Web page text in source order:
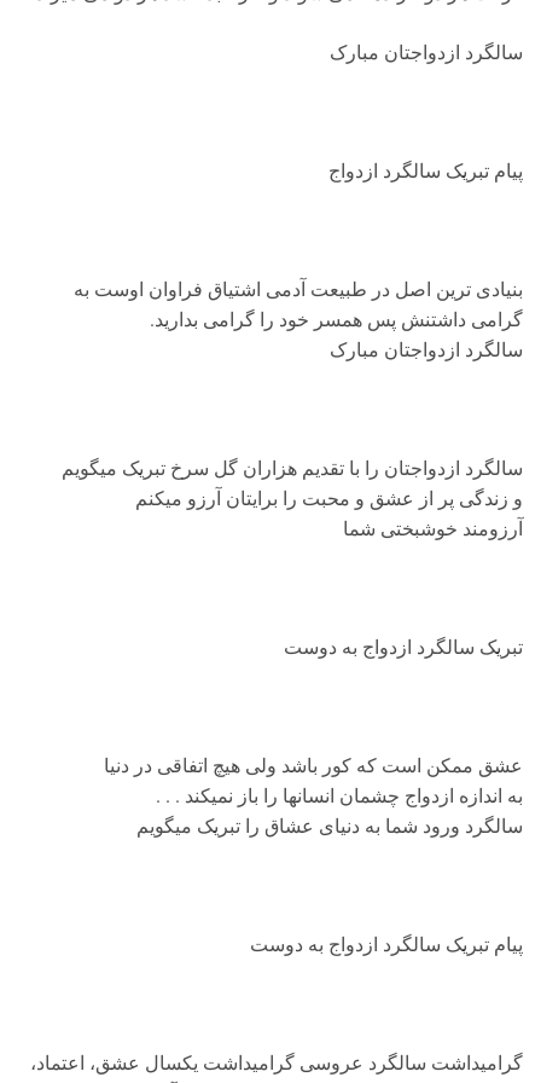
سالگرد ازدواجتان مبارک
پیام تبریک سالگرد ازدواج
بنیادی ترین اصل در طبیعت آدمی اشتیاق فراوان اوست به
گرامی داشتنش پس همسر خود را گرامی بدارید.
سالگرد ازدواجتان مبارک
سالگرد ازدواجتان را با تقدیم هزاران گل سرخ تبریک میگویم
و زندگی پر از عشق و محبت را برایتان آرزو میکنم
آرزومند خوشبختی شما
تبریک سالگرد ازدواج به دوست
عشق ممکن است که کور باشد ولی هیچ اتفاقی در دنیا
به اندازه ازدواج چشمان انسانها را باز نمیکند . . .
سالگرد ورود شما به دنیای عشاق را تبریک میگویم
پیام تبریک سالگرد ازدواج به دوست
گرامیداشت سالگرد عروسی گرامیداشت یکسال عشق، اعتماد،